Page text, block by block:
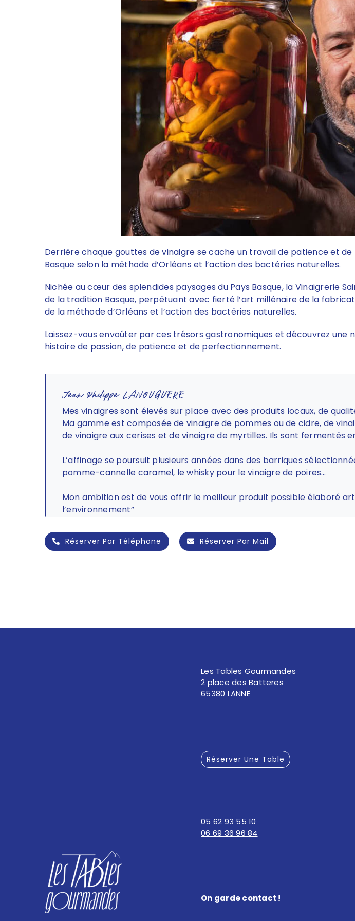
Derrière chaque gouttes de vinaigre se cache un travail de patience et
Basque selon la méthode d’Orléans et l’action des bactéries naturelles.
Nichée au cœur des splendides paysages du Pays Basque, la Vinaigrerie
de la tradition Basque, perpétuant avec fierté l’art millénaire de la
de la méthode d’Orléans et l’action des bactéries naturelles.
Laissez-vous envoûter par ces trésors gastronomiques et découvrez
histoire de passion, de patience et de perfectionnement.
Jean Philippe LANOUGUERE
Mes vinaigres sont élevés sur place avec des produits locaux, de
Ma gamme est composée de vinaigre de pommes ou de cidre, de
de vinaigre aux cerises et de vinaigre de myrtilles. Ils sont fermentés
L’affinage se poursuit plusieurs années dans des barriques
pomme-cannelle caramel, le whisky pour le vinaigre de poires…
Mon ambition est de vous offrir le meilleur produit possible élaboré
l’environnement”
Réserver Par Téléphone Réserver Par Mail
Les Tables Gourmandes
2 place des Batteres
65380 LANNE
Réserver Une Table
05 62 93 55 10
06 69 36 96 84
On garde contact !